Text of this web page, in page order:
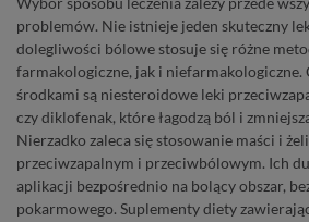
problemów. Nie istnieje jeden skuteczny
dolegliwości bólowe stosuje się różne
farmakologiczne, jak i niefarmakologiczne.
środkami są niesteroidowe leki
czy diklofenak, które łagodzą ból i
Nierzadko zaleca się stosowanie maści i
przeciwzapalnym i przeciwbólowym. Ich
aplikacji bezpośrednio na bolący obszar,
pokarmowego. Suplementydiety